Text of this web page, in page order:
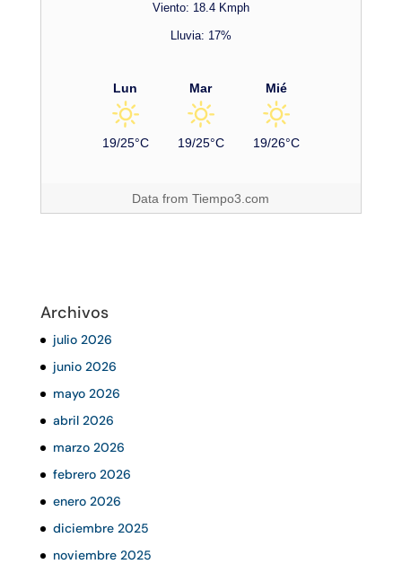
Viento: 18.4 Kmph
Lluvia: 17%
Lun
19/25°C
Mar
19/25°C
Mié
19/26°C
Data fromTiempo3.com
Archivos
julio 2026
junio 2026
mayo 2026
abril 2026
marzo 2026
febrero 2026
enero 2026
diciembre 2025
noviembre 2025